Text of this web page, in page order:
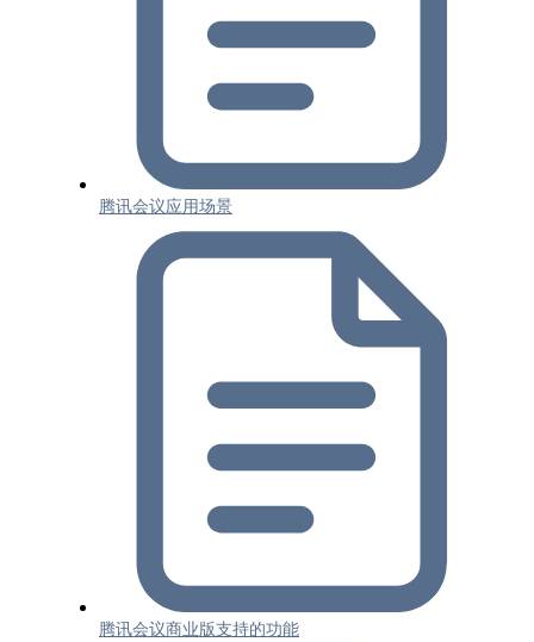
腾讯会议应用场景
腾讯会议商业版支持的功能